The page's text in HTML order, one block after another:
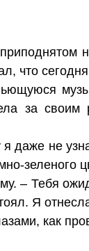
что
за своим
даже не
зеленого
– Тебя
Я
как